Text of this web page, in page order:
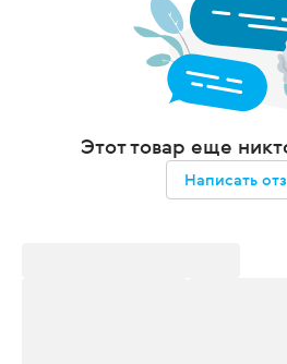
Этот товар еще
Написать